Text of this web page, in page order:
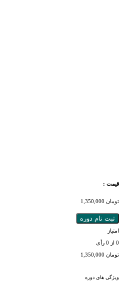
قیمت :
تومان
ثبت نام دوره
امتیاز
0 از 0 رأی
تومان
ویژگی های دوره